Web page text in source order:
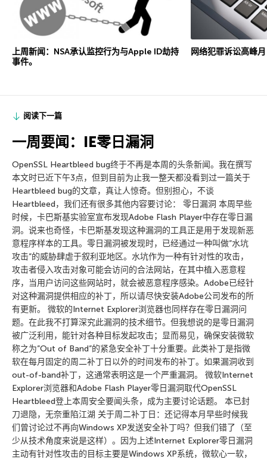
上周新闻：NSA承认监控行为与Apple ID劫持
事件。
网络犯罪诉讼高峰
阅读下一篇
一周要闻：IE零日漏洞
OpenSSL Heartbleed bug终于不再是本周的头条新闻。我在撰写
本文时已近下午3点，但到目前为止我一整天都没看到过一篇关于
Heartbleed bug的文章，真让人惊奇。但别担心，不谈
Heartbleed，我们还有很多其他内容要讨论： 零日漏洞 本周早些
时候，卡巴斯基实验室宣布发现Adobe Flash Player中存在零日漏
洞。说来也奇怪，卡巴斯基发现这种漏洞的工具正是用于发现新恶
意程序样本的工具。零日漏洞被发现时，已经通过一种叫做”水坑
攻击”的威胁肆虐于叙利亚地区。水坑作为一种有针对性的攻击，
攻击者侵入攻击对象可能会访问的合法网站，在其中植入恶意程
序，当用户访问这些网站时，就会被恶意程序感染。Adobe已经针
对这种漏洞提供相应的补丁，所以请尽快安装Adobe公司发布的所
有更新。 微软的Internet Explorer浏览器也同样存在零日漏洞问
题。在此我不打算深究此漏洞的技术细节。但我想说的是零日漏洞
被广泛利用，能针对各种目标发起攻击；显而易见，确保安装微软
称之为”Out of Band”的紧急安全补丁十分重要。此类补丁是指微
软在每月固定的周二补丁日以外的时间发布的补丁。如果漏洞收到
out-of-band补丁，这通常表明这是一个严重漏洞。 微软Internet
Explorer浏览器和Adobe Flash Player零日漏洞取代OpenSSL
Heartbleed登上本周安全要闻头条，成为主要讨论话题。 本已封
刀退隐，无奈重陷江湖 关于周二补丁日：还记得本月早些时候我
们曾讨论过不再向Windows XP发送安全补丁吗？但我们错了（至
少从技术角度来说是这样）。因为上述Internet Explorer零日漏洞
主动有针对性攻击的目标主要是Windows XP系统，微软心一软，